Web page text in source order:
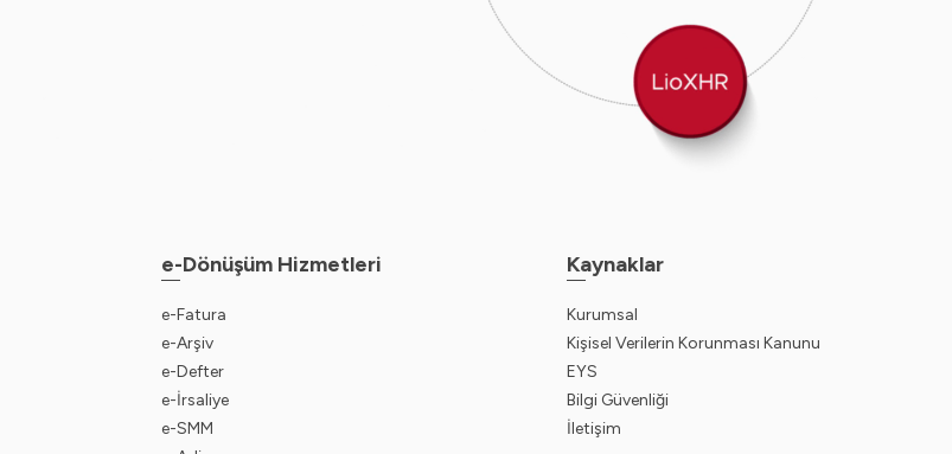
e-Dönüşüm Hizmetleri
e-Fatura
e-Arşiv
e-Defter
e-İrsaliye
e-SMM
Kaynaklar
Kurumsal
Kişisel Verilerin Korunması Kanunu
EYS
Bilgi Güvenliği
İletişim